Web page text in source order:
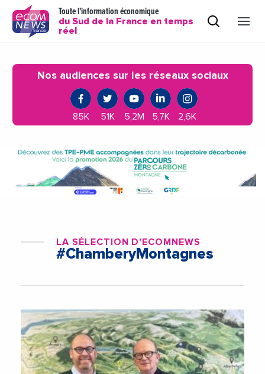
Toute l'information économique
du Sud de la France en temps
réel
Nos audiences sur les réseaux sociaux
85K 51K 5,2M 5,7K 2,6K
LA SÉLECTION D'ECOMNEWS
#ChamberyMontagnes